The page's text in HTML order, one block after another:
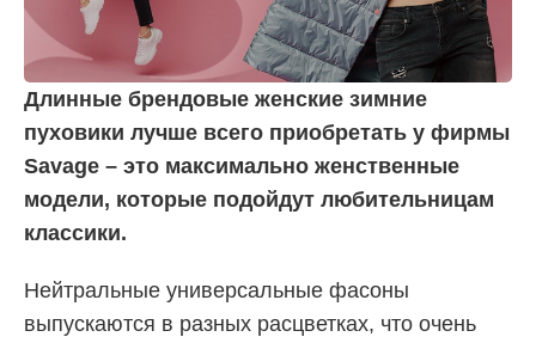
Длинные брендовые женские зимние
пуховики лучше всего приобретать у фирмы
Savage – это максимально женственные
модели, которые подойдут любительницам
классики.
Нейтральные универсальные фасоны
выпускаются в разных расцветках, что очень